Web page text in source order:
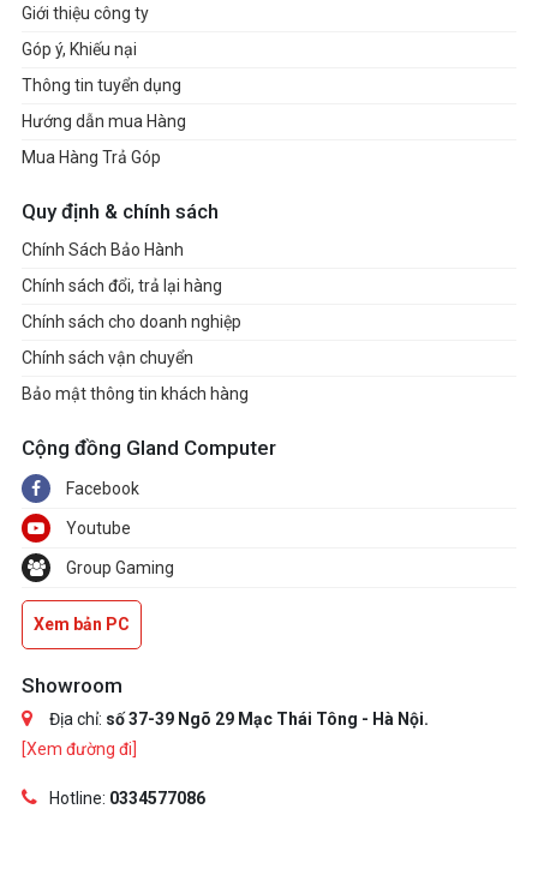
Giới thiệu công ty
Góp ý, Khiếu nại
Thông tin tuyển dụng
Hướng dẫn mua Hàng
Mua Hàng Trả Góp
Quy định & chính sách
Chính Sách Bảo Hành
Chính sách đổi, trả lại hàng
Chính sách cho doanh nghiệp
Chính sách vận chuyển
Bảo mật thông tin khách hàng
Cộng đồng Gland Computer
Facebook
Youtube
Group Gaming
Xem bản PC
Showroom
Địa chỉ: số 37-39 Ngõ 29 Mạc Thái Tông - Hà Nội.
[Xem đường đi]
Hotline: 0334577086